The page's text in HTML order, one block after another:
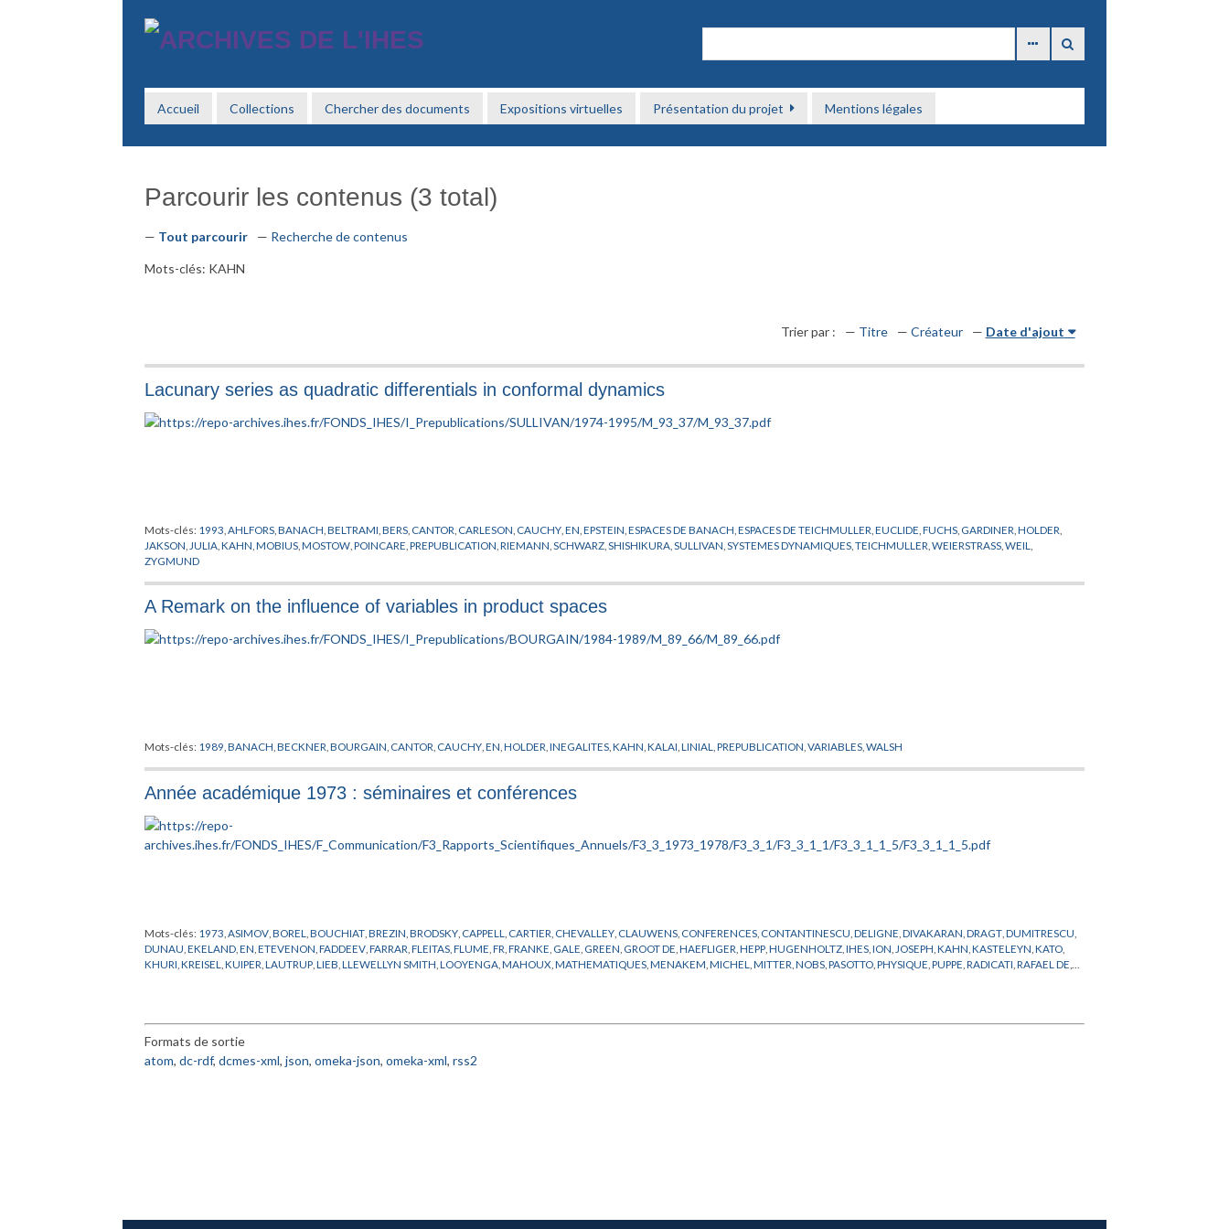
Accueil Collections Chercher des documents Expositions virtuelles Présentation du projet Mentions légales
Parcourir les contenus (3 total)
Tout parcourir Recherche de contenus
Mots-clés: KAHN
Trier par : Titre Créateur Date d'ajout
Lacunary series as quadratic differentials in conformal dynamics
Mots-clés: 1993 AHLFORS ,BANACH ,BELTRAMI ,BERS CANTOR CARLESON CAUCHY ,EN ,EPSTEIN ,ESPACES DE BANACH ,ESPACES DE TEICHMULLER ,EUCLIDE ,FUCHS GARDINER ,HOLDER
JAKSON JULIA ,KAHN ,MOBIUS ,MOSTOW ,POINCARE ,PREPUBLICATION ,RIEMANN SCHWARZ SHISHIKURA SULLIVAN SYSTEMES DYNAMIQUES ,TEICHMULLER ,WEIERSTRASS ,WEIL
ZYGMUND
A Remark on the influence of variables in product spaces
Mots-clés: 1989 ,BANACH ,BECKNER ,BOURGAIN CANTOR CAUCHY ,EN ,HOLDER ,INEGALITES ,KAHN ,KALAI ,LINIAL ,PREPUBLICATION ,VARIABLES ,WALSH
Année académique 1973 : séminaires et conférences
Mots-clés: 1973 ASIMOV ,BOREL ,BOUCHIAT ,BREZIN ,BRODSKY CAPPELL CARTIER CHEVALLEY CLAUWENS CONFERENCES CONTANTINESCU ,DELIGNE ,DIVAKARAN ,DRAGT ,DUMITRESCU
DUNAU ,EKELAND ,EN ,ETEVENON ,FADDEEV ,FARRAR ,FLEITAS ,FLUME ,FR ,FRANKE GALE GREEN GROOT DE ,HAEFLIGER ,HEPP ,HUGENHOLTZ ,IHES ,ION JOSEPH ,KAHN ,KASTELEYN ,KATO
KHURI ,KREISEL ,KUIPER ,LAUTRUP ,LIEB ,LLEWELLYN SMITH ,LOOYENGA ,MAHOUX ,MATHEMATIQUES ,MENAKEM ,MICHEL ,MITTER ,NOBS ,PASOTTO ,PHYSIQUE ,PUPPE ,RADICATI ,RAFAEL DE
Formats de sortie
atom,dc-rdf,dcmes-xml,json,omeka-json,omeka-xml,rss2